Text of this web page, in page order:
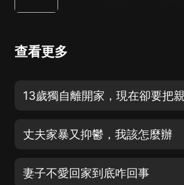
查看更多
丈夫家暴又抑鬱，我該怎麼辦
妻子不愛回家到底咋回事